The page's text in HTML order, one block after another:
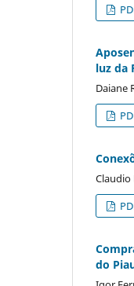
luz da
Daiane
Claudio
do